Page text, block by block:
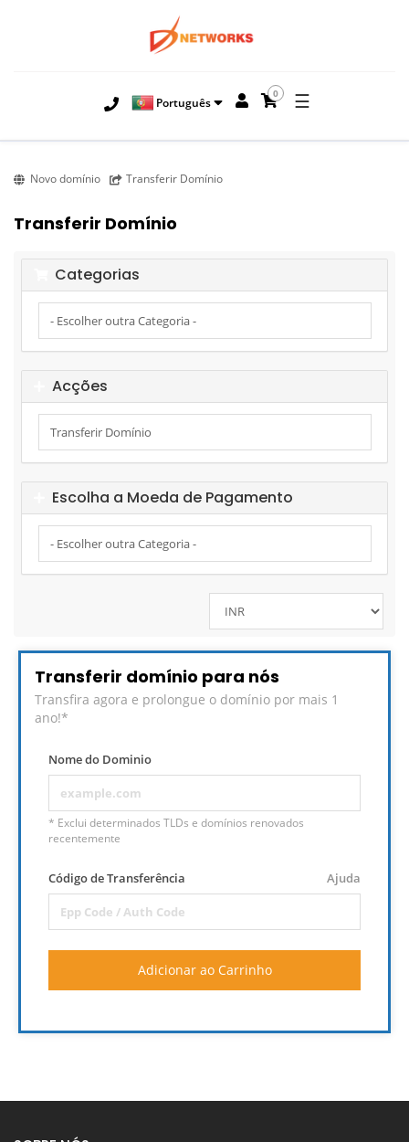
Português
0 ☰
Novo domínio Transferir Domínio
Transferir Domínio
Categorias
Acções
Escolha a Moeda de Pagamento
Transferir domínio para nós
Transfira agora e prolongue o domínio por mais 1
ano!*
Nome do Dominio
* Exclui determinados TLDs e domínios renovados
recentemente
Código de Transferência Ajuda
Adicionar ao Carrinho